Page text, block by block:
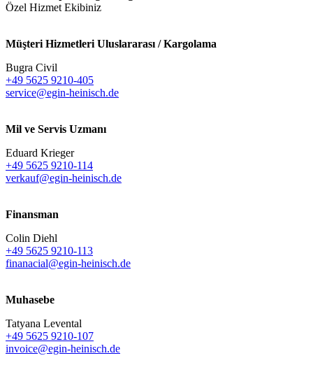
Özel Hizmet Ekibiniz
Müşteri Hizmetleri Uluslararası / Kargolama
Bugra Civil
+49 5625 9210-405
service@egin-heinisch.de
Mil ve Servis Uzmanı
Eduard Krieger
+49 5625 9210-114
verkauf@egin-heinisch.de
Finansman
Colin Diehl
+49 5625 9210-113
finanacial@egin-heinisch.de
Muhasebe
Tatyana Levental
+49 5625 9210-107
invoice@egin-heinisch.de